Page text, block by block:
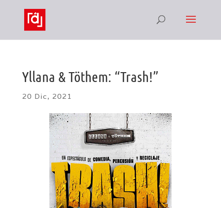
Yllana & Töthem: “Trash!”
20 Dic, 2021